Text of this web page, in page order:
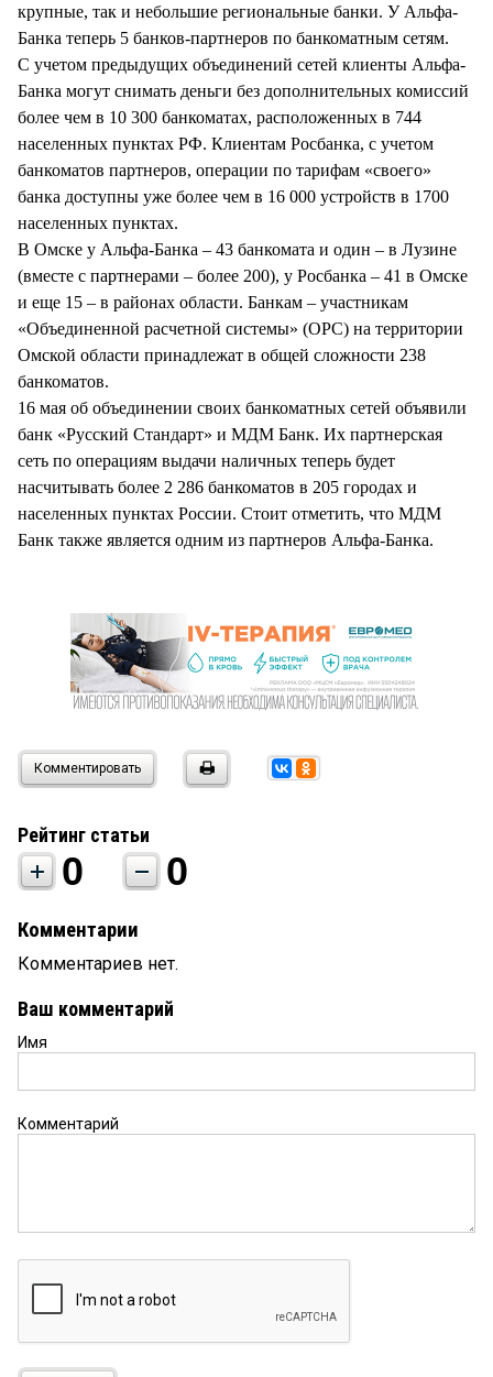
крупные, так и небольшие региональные банки. У Альфа-
Банка теперь 5 банков-партнеров по банкоматным сетям.
С учетом предыдущих объединений сетей клиенты Альфа-
Банка могут снимать деньги без дополнительных комиссий
более чем в 10 300 банкоматах, расположенных в 744
населенных пунктах РФ. Клиентам Росбанка, с учетом
банкоматов партнеров, операции по тарифам «своего»
банка доступны уже более чем в 16 000 устройств в 1700
населенных пунктах.
В Омске у Альфа-Банка – 43 банкомата и один – в Лузине
(вместе с партнерами – более 200), у Росбанка – 41 в Омске
и еще 15 – в районах области. Банкам – участникам
«Объединенной расчетной системы» (ОРС) на территории
Омской области принадлежат в общей сложности 238
банкоматов.
16 мая об объединении своих банкоматных сетей объявили
банк «Русский Стандарт» и МДМ Банк. Их партнерская
сеть по операциям выдачи наличных теперь будет
насчитывать более 2 286 банкоматов в 205 городах и
населенных пунктах России. Стоит отметить, что МДМ
Банк также является одним из партнеров Альфа-Банка.
Комментировать
Рейтинг статьи
0 0
Комментарии
Комментариев нет.
Ваш комментарий
Имя
Комментарий